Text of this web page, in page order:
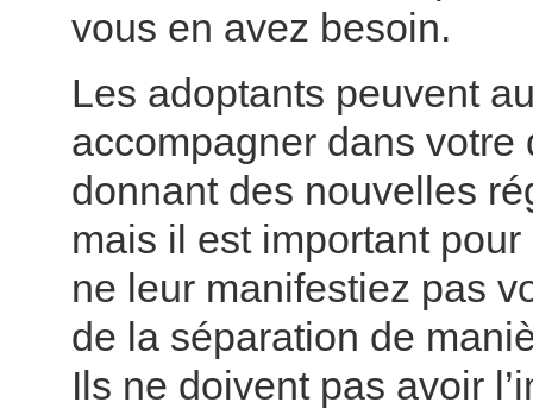
vous en avez besoin.
Les adoptants peuvent
accompagner dans votre
donnant des nouvelles
mais il est important
ne leur manifestiez pas
de la séparation de
Ils ne doivent pas avoir